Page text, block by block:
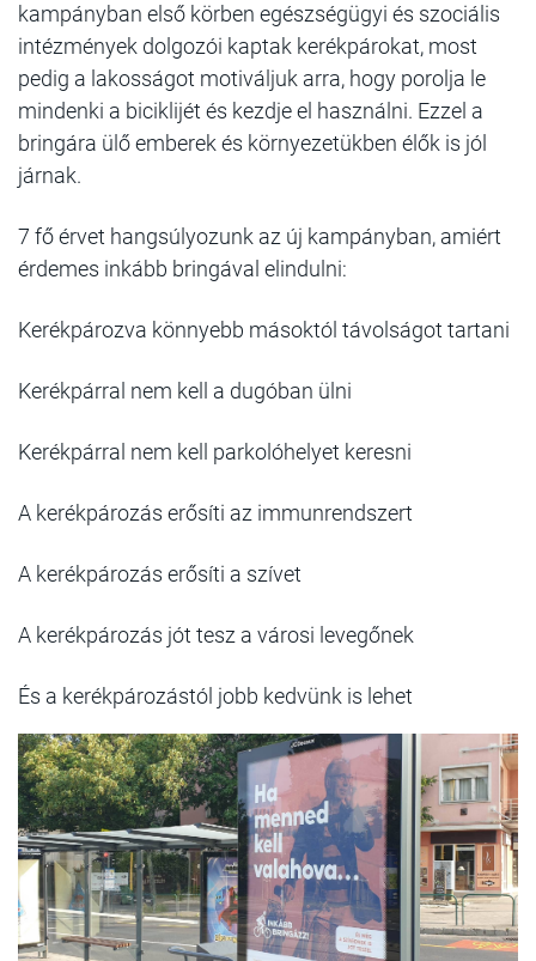
kampányban első körben egészségügyi és szociális
intézmények dolgozói kaptak kerékpárokat, most
pedig a lakosságot motiváljuk arra, hogy porolja le
mindenki a biciklijét és kezdje el használni. Ezzel a
bringára ülő emberek és környezetükben élők is jól
járnak.
7 fő érvet hangsúlyozunk az új kampányban, amiért
érdemes inkább bringával elindulni:
Kerékpározva könnyebb másoktól távolságot tartani
Kerékpárral nem kell a dugóban ülni
Kerékpárral nem kell parkolóhelyet keresni
A kerékpározás erősíti az immunrendszert
A kerékpározás erősíti a szívet
A kerékpározás jót tesz a városi levegőnek
És a kerékpározástól jobb kedvünk is lehet